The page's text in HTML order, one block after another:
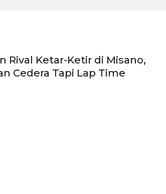
Rival Ketar-Ketir di Misano,
Cedera Tapi Lap Time